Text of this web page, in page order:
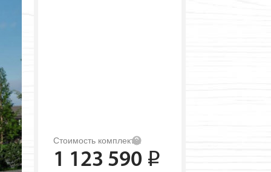
Стоимость комплекта:
1 123 590 i